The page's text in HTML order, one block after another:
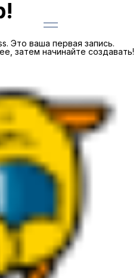
Это ваша первая запись.
затем начинайте создавать!